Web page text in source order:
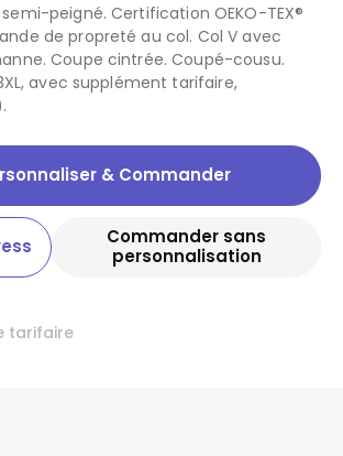
peigné. Certification OEKO-TEX®
de propreté au col. Col V avec
Coupe cintrée. Coupé-cousu.
avec supplément tarifaire,
& Commander
Commander sans
personnalisation
tarifaire